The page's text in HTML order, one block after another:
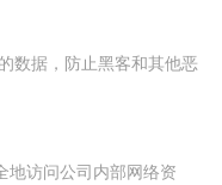
数据，防止黑客和其他恶
地访问公司内部网络资